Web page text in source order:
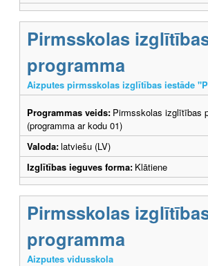
Pirmsskolas
programma
Aizputes pirmsskolas izglītības iestāde
Programmas veids: Pirmsskolas izglītības
(programma ar kodu 01)
Valoda:latviešu (LV)
Izglītības ieguves forma: Klātiene
Pirmsskolas
programma
Aizputes vidusskola